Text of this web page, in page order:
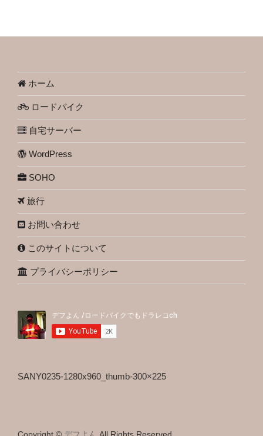
ホーム
ロードバイク
自宅サーバー
WordPress
SOHO
旅行
お問い合わせ
このサイトについて
プライバシーポリシー
SANY0235-1280x960_thumb-300×225